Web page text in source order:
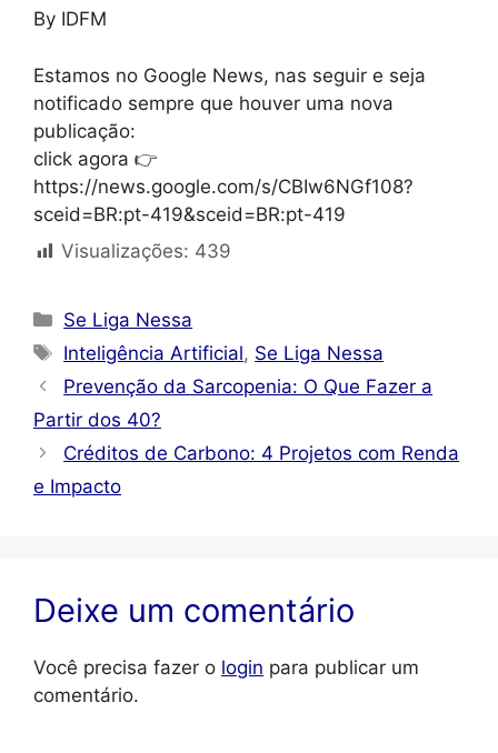
By IDFM
Estamos no Google News, nas seguir e seja
notificado sempre que houver uma nova
publicação:
click agora 👉
https://news.google.com/s/CBIw6NGf108?
sceid=BR:pt-419&sceid=BR:pt-419
Visualizações: 439
Categorias
Se Liga Nessa
Tags
Inteligência Artificial, Se Liga Nessa
Prevenção da Sarcopenia: O Que Fazer a
Partir dos 40?
Créditos de Carbono: 4 Projetos com Renda
e Impacto
Deixe um comentário
Você precisa fazer o login para publicar um
comentário.